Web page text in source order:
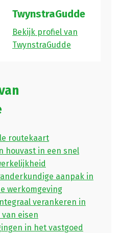
TwynstraGudde
Bekijk profiel van
TwynstraGudde
routekaart
houvast in een snel
aanpak in
werkomgeving
verankeren in
eisen
in het vastgoed